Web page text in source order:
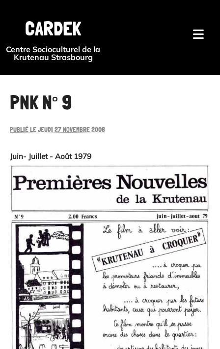
CARDEK
Centre Socioculturel de la
Krutenau Strasbourg
PNK N° 9
PUBLIÉ LE JEUDI 27 NOVEMBRE 2008
Juin- Juillet - Août 1979